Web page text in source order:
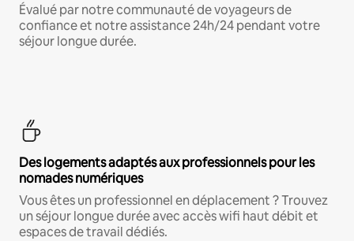
Évalué par notre communauté de voyageurs de
confiance et notre assistance 24h/24 pendant votre
séjour longue durée.
Des logements adaptés aux professionnels pour les
nomades numériques
Vous êtes un professionnel en déplacement ? Trouvez
un séjour longue durée avec accès wifi haut débit et
espaces de travail dédiés.